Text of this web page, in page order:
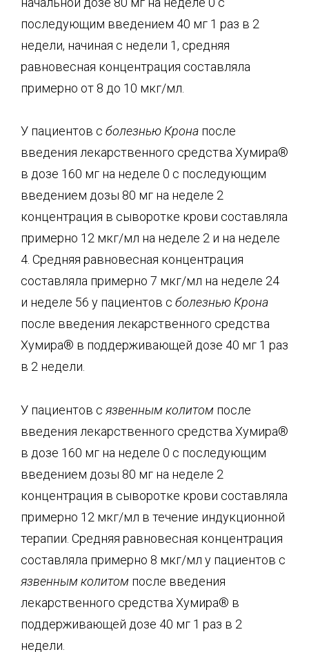
последующим введением 40 мг 1 раз в 2
недели, начиная с недели 1, средняя
равновесная концентрация составляла
примерно от 8 до 10 мкг/мл.
У пациентов с болезнью Крона после
введения лекарственного средства Хумира®
в дозе 160 мг на неделе 0 с последующим
введением дозы 80 мг на неделе 2
концентрация в сыворотке крови составляла
примерно 12 мкг/мл на неделе 2 и на неделе
4. Средняя равновесная концентрация
составляла примерно 7 мкг/мл на неделе 24
и неделе 56 у пациентов с болезнью Крона
после введения лекарственного средства
Хумира® в поддерживающей дозе 40 мг 1 раз
в 2 недели.
У пациентов с язвенным колитом после
введения лекарственного средства Хумира®
в дозе 160 мг на неделе 0 с последующим
введением дозы 80 мг на неделе 2
концентрация в сыворотке крови составляла
примерно 12 мкг/мл в течение индукционной
терапии. Средняя равновесная концентрация
составляла примерно 8 мкг/мл у пациентов с
язвенным колитом после введения
лекарственного средства Хумира® в
поддерживающей дозе 40 мг 1 раз в 2
недели.